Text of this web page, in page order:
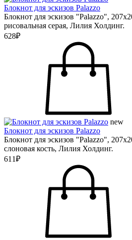
Блокнот для эскизов Palazzo
Блокнот для эскизов "Palazzo",
рисовальная серая, Лилия Холдинг.
628₽
new
Блокнот для эскизов Palazzo
Блокнот для эскизов "Palazzo",
слоновая кость, Лилия Холдинг.
611₽